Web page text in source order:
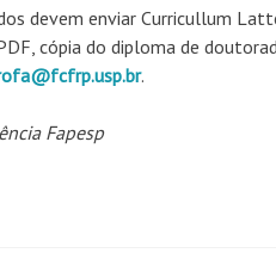
devem enviar Curricullum
cópia do diploma de
.
Fapesp